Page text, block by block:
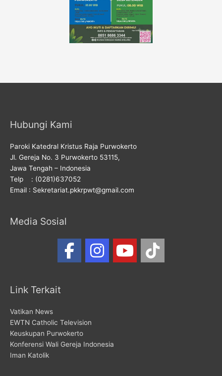
Hubungi Kami
Paroki Katedral Kristus Raja Purwokerto
Jl. Gereja No. 3 Purwokerto 53115,
Jawa Tengah – Indonesia
Telp : (0281)637052
Email : Sekretariat.pkkrpwt@gmail.com
Media Sosial
Link Terkait
Vatikan News
EWTN Catholic Television
Keuskupan Purwokerto
Konferensi Wali Gereja Indonesia
Iman Katolik